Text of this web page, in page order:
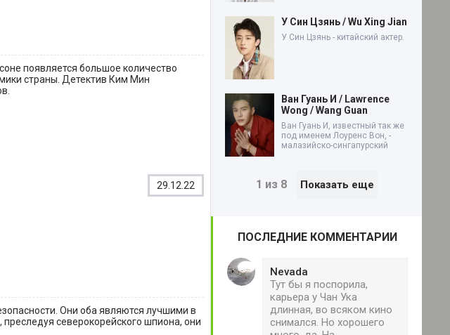
появляется большое количество
страны. Детектив Ким Мин
29.12.22
Они оба являются лучшими в
северокорейского шпиона, они
У Син Цзянь / Wu Xing Jian
У Син Цзянь - китайский актер.
Ван Гуань И / Lawrence
Wong / Wang Guan
Ван Гуань И, известный так же
под именем Лоуренс Вон, -
малазийско-сингапурский
1 из 8 Показать еще
ПОСЛЕДНИЕ КОММЕНТАРИИ
Nevada
Тут бы я поспорила,
карьера у Чан Ука
длинная, во всяком кино
снимался. Но хорошего